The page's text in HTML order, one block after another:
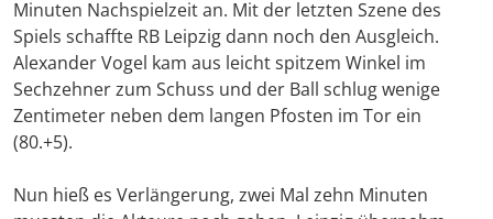
Minuten Nachspielzeit an. Mit der letzten Szene des
Spiels schaffte RB Leipzig dann noch den Ausgleich.
Alexander Vogel kam aus leicht spitzem Winkel im
Sechzehner zum Schuss und der Ball schlug wenige
Zentimeter neben dem langen Pfosten im Tor ein
(80.+5).
Nun hieß es Verlängerung, zwei Mal zehn Minuten